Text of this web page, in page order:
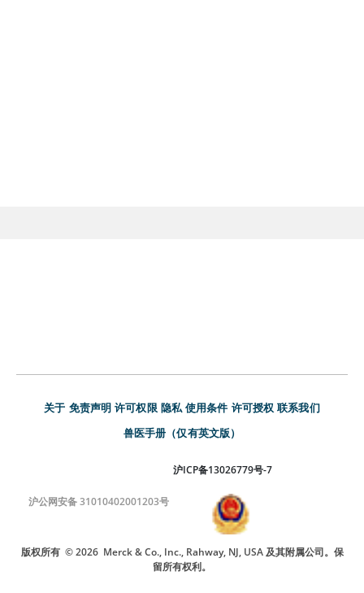
关于 免责声明 许可权限 隐私 使用条件 许可授权 联系我们
兽医手册（仅有英文版）
沪ICP备13026779号-7
沪公网安备 31010402001203号
版权所有 © 2026 Merck & Co., Inc., Rahway, NJ, USA 及其附属公司。保
留所有权利。